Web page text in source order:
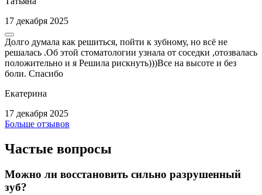
17 декабря 2025
Долго думала как решиться, пойти к зубному, но всё не
решалась .Об этой стоматологии узнала от соседки ,отозвалась
положительно и я Решила рискнуть)))Все на высоте и без
боли. Спасибо
Екатерина
17 декабря 2025
Больше отзывов
Частые вопросы
Можно ли восстановить сильно разрушенный
зуб?